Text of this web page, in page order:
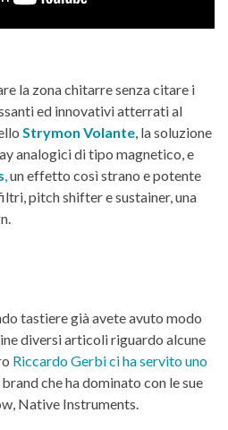
la zona chitarre senza citare i
ed innovativi atterrati al
Strymon Volante, la soluzione
analogici di tipo magnetico, e
,un effetto così strano e potente
pitch shifter e sustainer, una
tastiere già avete avuto modo
diversi articoli riguardo alcune
Riccardo Gerbi ci ha servito uno
che ha dominato con le sue
Native Instruments.